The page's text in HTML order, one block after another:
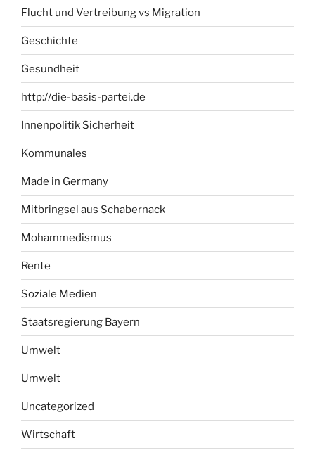
Flucht und Vertreibung vs Migration
Geschichte
Gesundheit
http://die-basis-partei.de
Innenpolitik Sicherheit
Kommunales
Made in Germany
Mitbringsel aus Schabernack
Mohammedismus
Rente
Soziale Medien
Staatsregierung Bayern
Umwelt
Umwelt
Uncategorized
Wirtschaft